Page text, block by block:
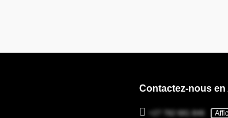
Contactez-nous en
+27 782 681 846